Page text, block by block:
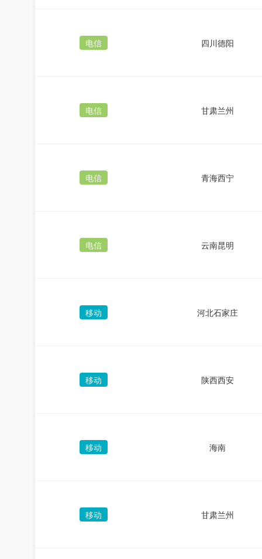
电信 四川德阳
电信 甘肃兰州
电信 青海西宁
电信 云南昆明
移动 河北石家庄
移动 陕西西安
移动 海南
移动 甘肃兰州